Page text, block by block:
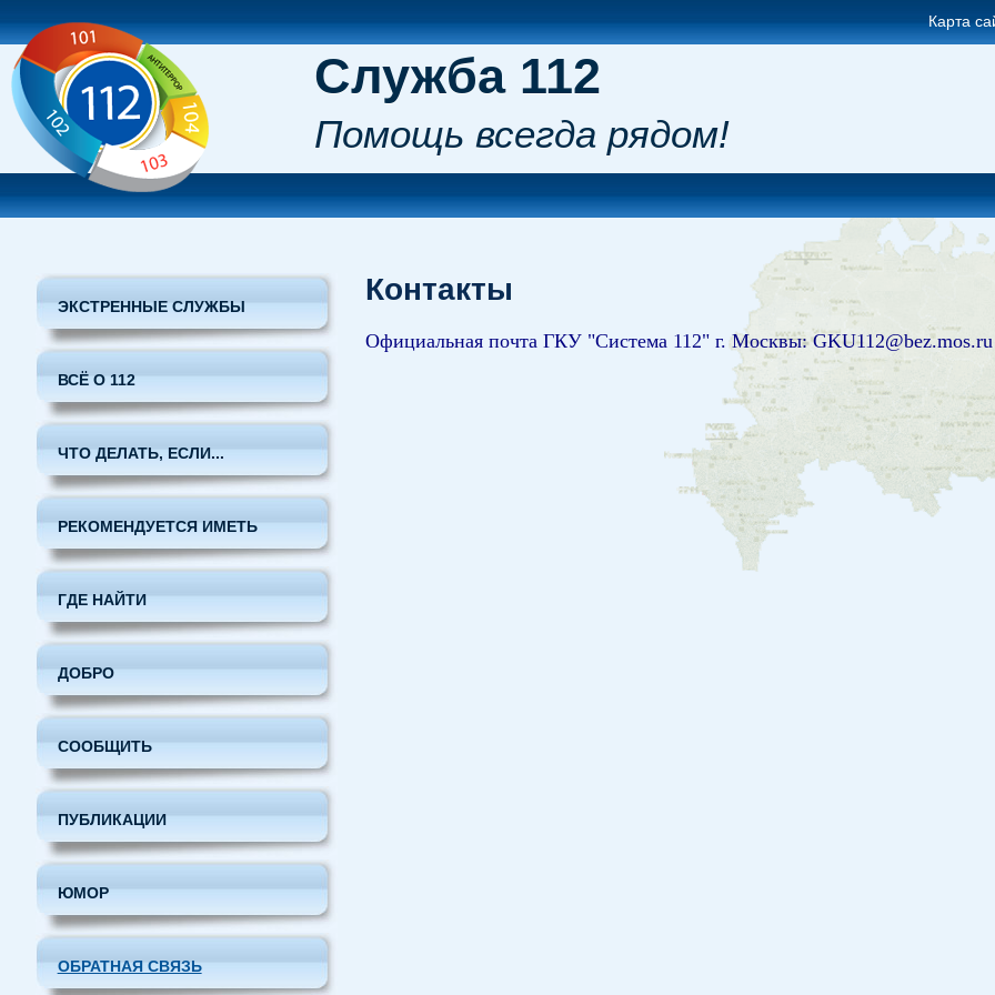
Карта
Служба 112
Помощь всегда рядом!
ЭКСТРЕННЫЕ СЛУЖБЫ
ВСЁ О 112
ЧТО ДЕЛАТЬ, ЕСЛИ...
РЕКОМЕНДУЕТСЯ ИМЕТЬ
ГДЕ НАЙТИ
ДОБРО
СООБЩИТЬ
ПУБЛИКАЦИИ
ЮМОР
ОБРАТНАЯ СВЯЗЬ
Контакты
Официальная почта ГКУ "Система 112" г. Москвы: GKU112@bez.mos.ru